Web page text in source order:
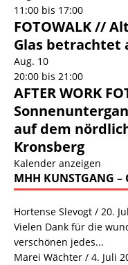
11:00 bis 17:00
FOTOWALK //
Glas betrachtet
Aug. 10
20:00 bis 21:00
AFTER WORK
auf dem
Kronsberg
Kalender anzeigen
MHH KUNSTGANG –
Hortense Slevogt / 20.
Vielen Dank für die
verschönen jedes...
Marei Wächter / 4. Juli